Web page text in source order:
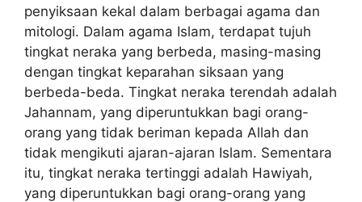
penyiksaan kekal dalam berbagai agama dan
mitologi. Dalam agama Islam, terdapat tujuh
tingkat neraka yang berbeda, masing-masing
dengan tingkat keparahan siksaan yang
berbeda-beda. Tingkat neraka terendah adalah
Jahannam, yang diperuntukkan bagi orang-
orang yang tidak beriman kepada Allah dan
tidak mengikuti ajaran-ajaran Islam. Sementara
itu, tingkat neraka tertinggi adalah Hawiyah,
yang diperuntukkan bagi orang-orang yang